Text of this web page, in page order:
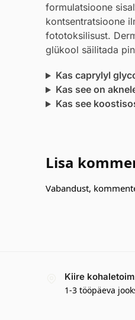
formulatsioone
kontsentratsioone
fototoksilisust.
glükool säilitada
Kas caprylyl
Kas see on
Kas see
Lisa
Vabandust,
Kiire
1-3 tööpäeva